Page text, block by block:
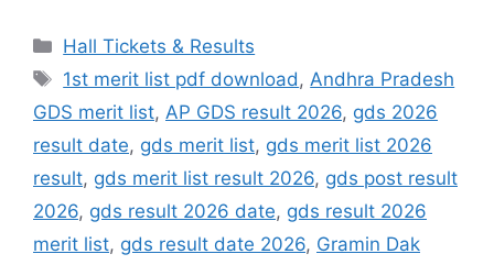
Categories
Hall Tickets & Results
Tags
1st merit list pdf download,Andhra Pradesh
GDS merit list, AP GDS result 2026, gds 2026
result date, gds merit list, gds merit list 2026
result, gds merit list result 2026, gds post result
2026, gds result 2026 date, gds result 2026
merit list, gds result date 2026, Gramin Dak